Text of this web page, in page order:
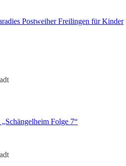
Postweiher Freilingen für Kinder
Folge 7“